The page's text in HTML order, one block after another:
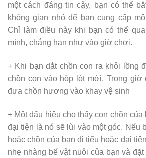
một cách đáng tin cậy, bạn có thể
không gian nhỏ để bạn cung cấp
Chỉ làm điều này khi bạn có thể
mình, chẳng hạn như vào giờ chơi.
+ Khi bạn dắt chồn con ra khỏi lồng
chồn con vào hộp lót mới. Trong giờ
đưa chồn hương vào khay vệ sinh
+ Một dấu hiệu cho thấy con chồn
đại tiện là nó sẽ lùi vào một góc. Nếu
hoặc chồn của bạn đi tiểu hoặc đại
nhẹ nhàng bế vật nuôi của bạn và